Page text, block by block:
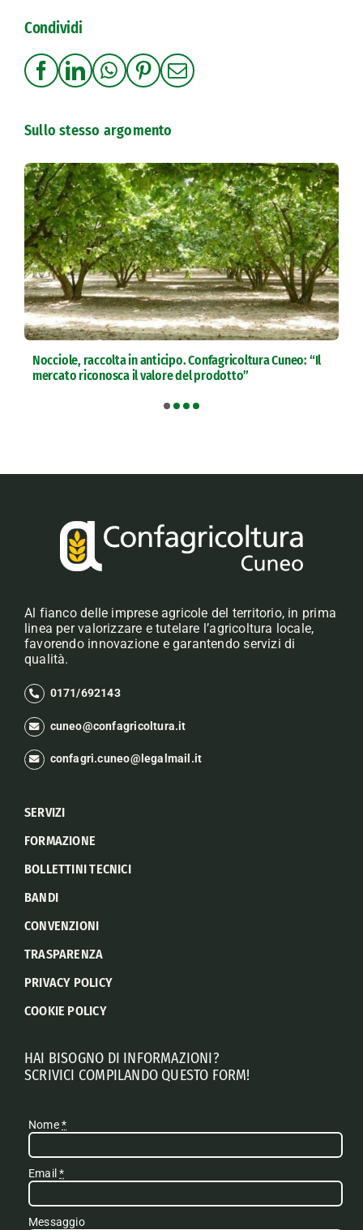
Condividi
Sullo stesso argomento
Nocciole, raccolta in anticipo. Confagricoltura Cuneo: “Il
mercato riconosca il valore del prodotto”
Al fianco delle imprese agricole del territorio, in prima
linea per valorizzare e tutelare l’agricoltura locale,
favorendo innovazione e garantendo servizi di
qualità.
0171/692143
cuneo@confagricoltura.it
confagri.cuneo@legalmail.it
SERVIZI
FORMAZIONE
BOLLETTINI TECNICI
BANDI
CONVENZIONI
TRASPARENZA
PRIVACY POLICY
COOKIE POLICY
HAI BISOGNO DI INFORMAZIONI?
SCRIVICI COMPILANDO QUESTO FORM!
Nome*
Email*
Messaggio